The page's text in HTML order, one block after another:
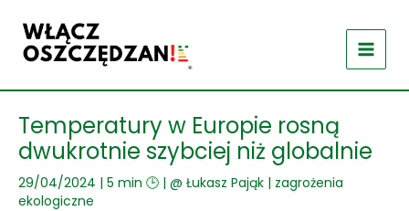
treści
Temperatury w Europie rosną
dwukrotnie szybciej niż globalnie
29/04/2024 | 5 min 🕒 | @ Łukasz Pająk | zagrożenia
ekologiczne